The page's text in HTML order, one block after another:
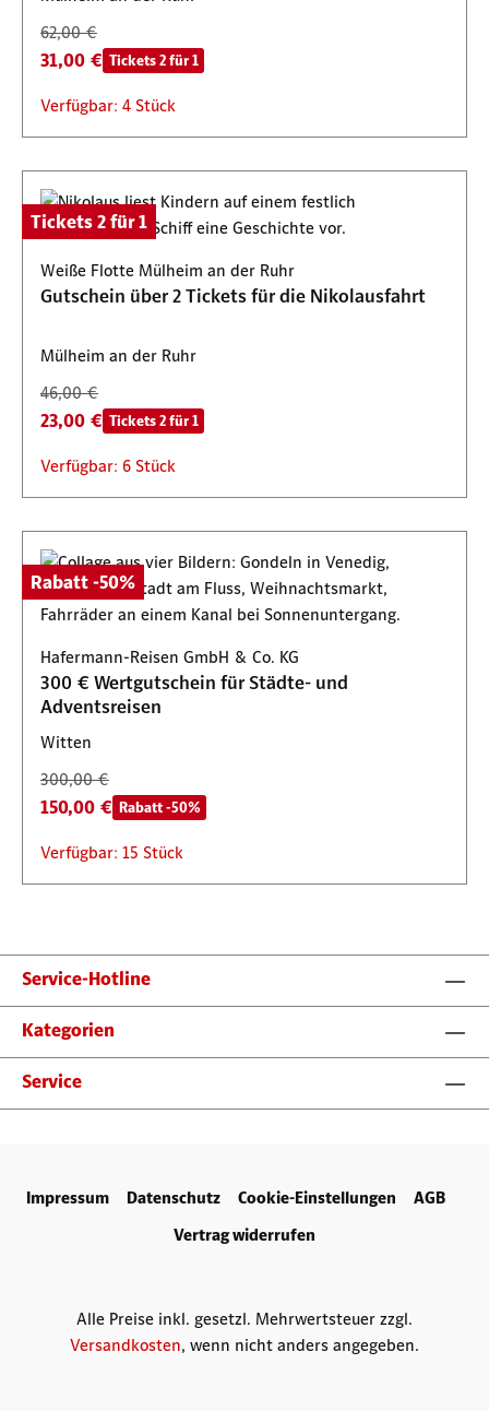
62,00 €
31,00 € Tickets 2 für 1
Verfügbar: 4 Stück
Tickets 2 für 1
Weiße Flotte Mülheim an der Ruhr
Gutschein über 2 Tickets für die Nikolausfahrt
Mülheim an der Ruhr
46,00 €
23,00 € Tickets 2 für 1
Verfügbar: 6 Stück
Rabatt -50%
Hafermann-Reisen GmbH & Co. KG
300 € Wertgutschein für Städte- und
Adventsreisen
Witten
300,00 €
150,00 € Rabatt -50%
Verfügbar: 15 Stück
Service-Hotline
Kategorien
Service
Impressum Datenschutz Cookie-Einstellungen
AGB
Vertrag widerrufen
Alle Preise inkl. gesetzl. Mehrwertsteuer zzgl.
Versandkosten, wenn nicht anders angegeben.